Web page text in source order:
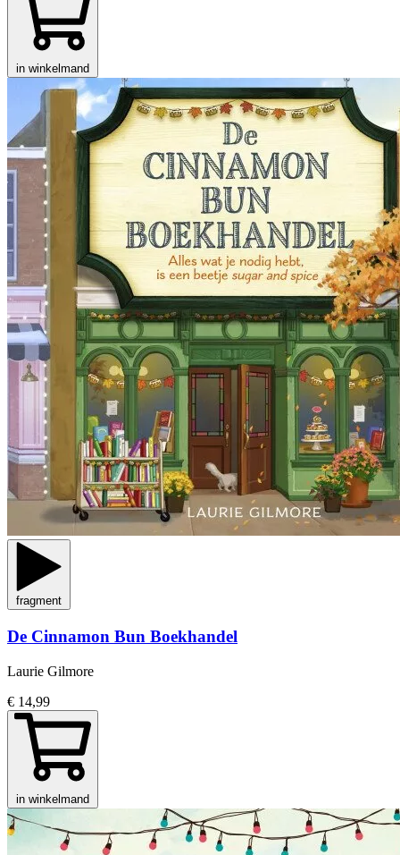
in winkelmand
fragment
De Cinnamon Bun Boekhandel
Laurie Gilmore
€ 14,99
in winkelmand